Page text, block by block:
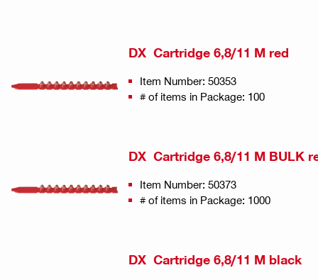
DX Cartridge 6,8/11 M red
Item Number: 50353
# of items in Package: 100
DX Cartridge 6,8/11 M BULK
Item Number: 50373
# of items in Package: 1000
DX Cartridge 6,8/11 M black